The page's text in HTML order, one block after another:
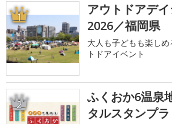
1
アウトドアデ
2026／福岡県
大人も子どもも楽し
トドアイベント
2
ふくおか6温泉
タルスタンプ